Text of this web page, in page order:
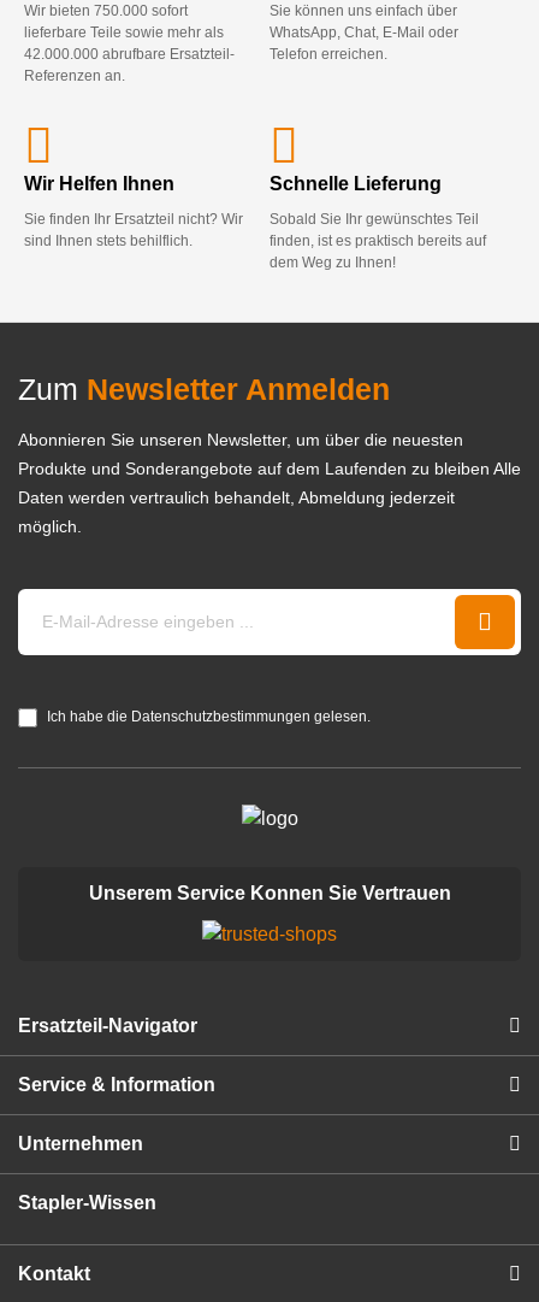
Wir bieten 750.000 sofort
lieferbare Teile sowie mehr als
42.000.000 abrufbare Ersatzteil-
Referenzen an.
Sie können uns einfach über
WhatsApp, Chat, E-Mail oder
Telefon erreichen.
Wir Helfen Ihnen
Sie finden Ihr Ersatzteil nicht? Wir
sind Ihnen stets behilflich.
Schnelle Lieferung
Sobald Sie Ihr gewünschtes Teil
finden, ist es praktisch bereits auf
dem Weg zu Ihnen!
Zum Newsletter Anmelden
Abonnieren Sie unseren Newsletter, um über die neuesten
Produkte und Sonderangebote auf dem Laufenden zu bleiben Alle
Daten werden vertraulich behandelt, Abmeldung jederzeit
möglich.
Ich habe die Datenschutzbestimmungen gelesen.
Unserem Service Konnen Sie Vertrauen
Ersatzteil-Navigator
Service & Information
Unternehmen
Stapler-Wissen
Kontakt